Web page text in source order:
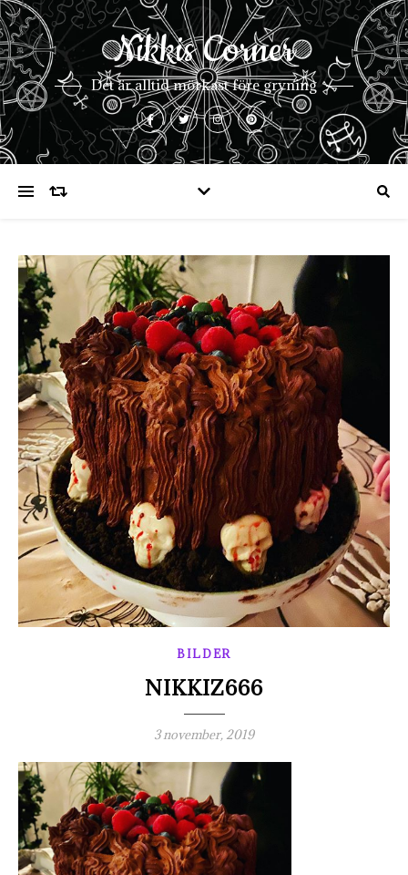
Nikkis Corner
Det är alltid mörkast före gryning
BILDER
NIKKIZ666
3 november, 2019